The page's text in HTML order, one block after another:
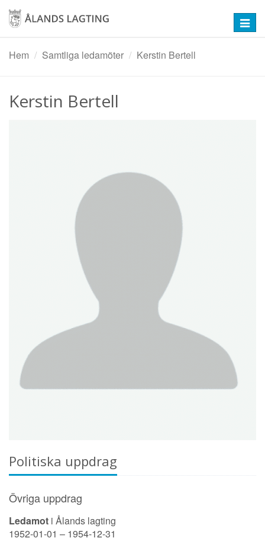
Hoppa
huvudinnehåll
Hem
Samtliga ledamöter Kerstin Bertell
Kerstin Bertell
Politiska uppdrag
Övriga uppdrag
Ledamot i Ålands lagting
1952-01-01 – 1954-12-31